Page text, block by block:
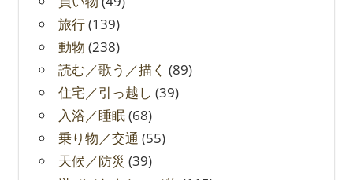
旅行(139)
動物 (238)
読む／歌う／描く (89)
住宅／引っ越し (39)
入浴／睡眠(68)
乗り物／交通 (55)
天候／防災 (39)